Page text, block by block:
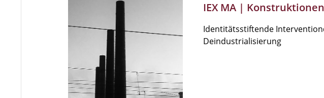
IEX MA |
Identitätsstiftende
Deindustrialisierung